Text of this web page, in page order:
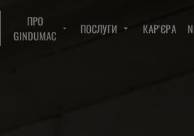
ПРО
GINDUMAC
ПОСЛУГИ КАР'ЄРА